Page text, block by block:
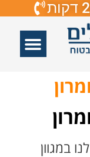
במגוון